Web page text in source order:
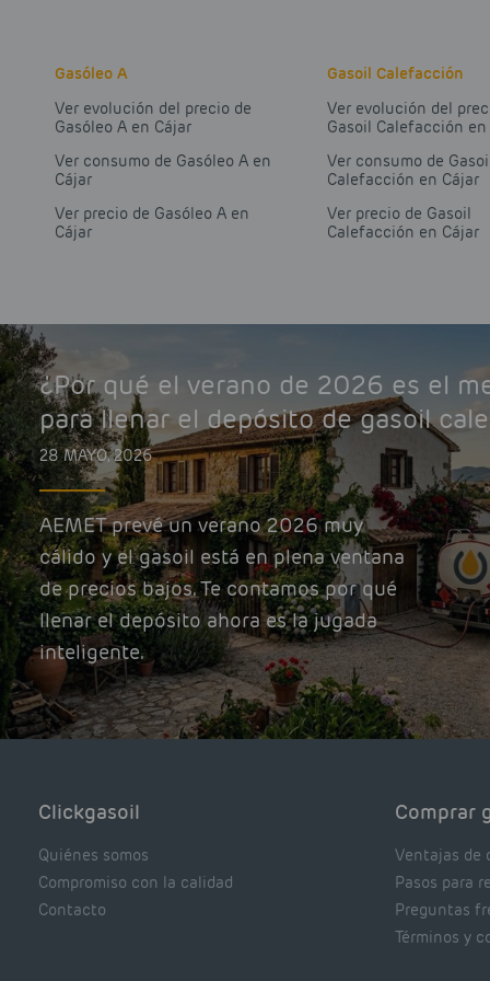
Gasóleo A
Ver evolución del precio de
Gasóleo A en Cájar
Ver consumo de Gasóleo A en
Cájar
Ver precio de Gasóleo A en
Cájar
Gasoil Calefacción
Ver evolución del
Gasoil Calefacción en
Ver consumo de
Calefacción en Cájar
Ver precio de Gasoil
Calefacción en Cájar
¿Por qué el verano de 2026 es el
para llenar el depósito de gasoil
28 MAYO, 2026
AEMET prevé un verano 2026 muy
cálido y el gasoil está en plena ventana
de precios bajos. Te contamos por qué
llenar el depósito ahora es la jugada
inteligente.
Clickgasoil
Quiénes somos
Compromiso con la calidad
Contacto
Comprar
Ventajas de
Pasos para
Preguntas
Términos y